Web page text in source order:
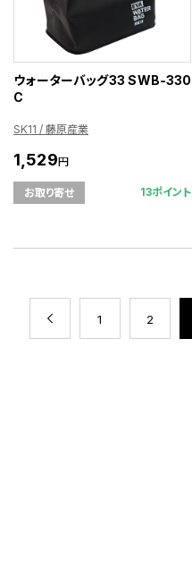
ウォーターバッグ33 SWB-330
C
SK11 / 藤原産業
1,529円
お取り寄せ 13ポイント
1 2